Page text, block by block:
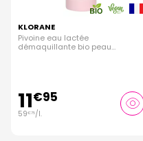
KLORANE
Pivoine eau lactée
démaquillante bio peau
11€95
59€75/l.